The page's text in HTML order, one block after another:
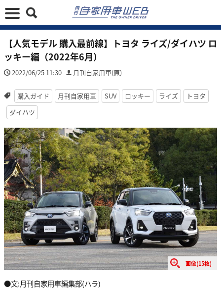
【人気モデル 購入最前線】トヨタ ライズ/ダイハツ ロ
ッキー編（2022年6月）
2022/06/25 11:30 月刊自家用車(原)
購入ガイド 月刊自家用車 SUV ロッキー ライズ
トヨタ
ダイハツ
画像(15枚)
●文:月刊自家用車編集部(ハラ)